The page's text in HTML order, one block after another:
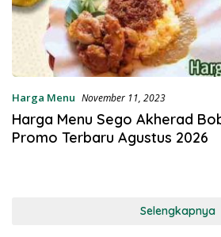
Harga Menu November 11, 2023
Harga Menu Sego Akherad
Promo Terbaru Agustus 2026
Selengkapnya